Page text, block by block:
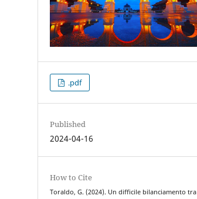
.pdf
Published
2024-04-16
How to Cite
Toraldo, G. (2024). Un difficile bilanciamento tra